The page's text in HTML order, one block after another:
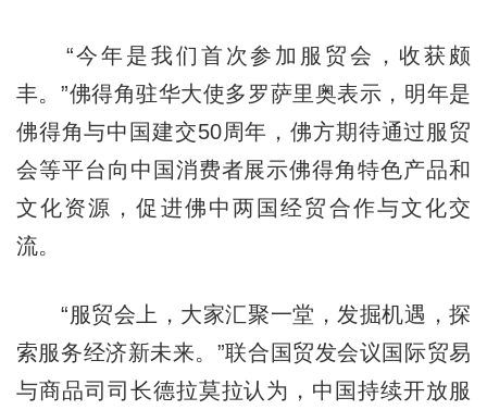
“今年是我们首次参加服贸会，收获颇
丰。”佛得角驻华大使多罗萨里奥表示，明年是
佛得角与中国建交50周年，佛方期待通过服贸
会等平台向中国消费者展示佛得角特色产品和
文化资源，促进佛中两国经贸合作与文化交
流。
“服贸会上，大家汇聚一堂，发掘机遇，探
索服务经济新未来。”联合国贸发会议国际贸易
与商品司司长德拉莫拉认为，中国持续开放服